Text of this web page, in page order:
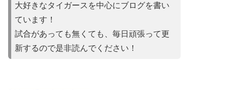
大好きなタイガースを中心にブログを書い
ています！
試合があって も無くても、毎日頑張って更
新するので是非読んでください！